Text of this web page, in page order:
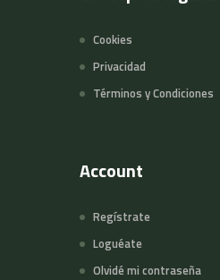
Cookies
Privacidad
Términos y Condiciones
Account
Regístrate
Loguéate
Olvidé mi contraseña